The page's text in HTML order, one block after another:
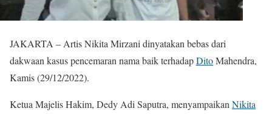
JAKARTA – Artis Nikita Mirzani dinyatakan bebas dari
dakwaan kasus pencemaran nama baik terhadapDitoMahendra,
Kamis (29/12/2022).
Ketua Majelis Hakim, Dedy Adi Saputra, menyampaikan Nikita